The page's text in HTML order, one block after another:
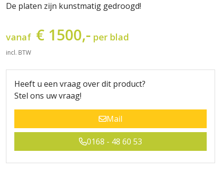
De platen zijn kunstmatig gedroogd!
vanaf € 1500,- per blad
incl. BTW
Heeft u een vraag over dit product?
Stel ons uw vraag!
Mail
0168 - 48 60 53